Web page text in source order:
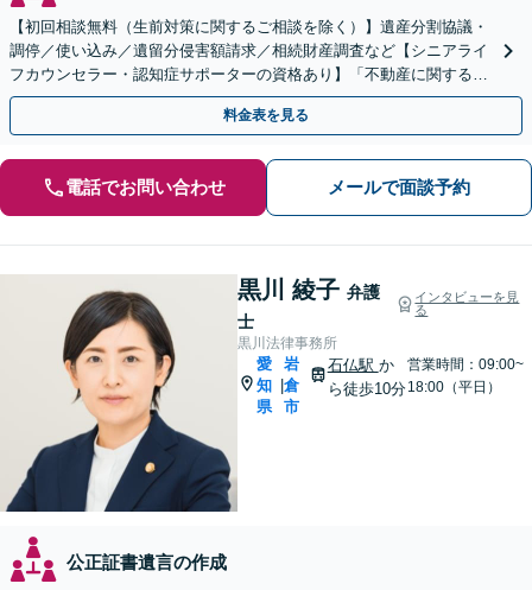
【初回相談無料（生前対策に関するご相談を除く）】遺産分割協議・
調停／使い込み／遺留分侵害額請求／相続財産調査など【シニアライ
フカウンセラー・認知症サポーターの資格あり】「不動産に関する相
続もお任せください」【当日・夜間相談可（要相談）】
料金表を見る
電話でお問い合わせ メールで面談予約
黒川 綾子 弁護
士
インタビューを見
る
黒川法律事務所
愛
知
県
|
岩
倉
市
石仏駅 か
ら徒歩10分
営業時間：09:00~
18:00（平日）
公正証書遺言の作成